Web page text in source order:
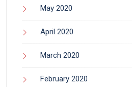
May 2020
April 2020
March 2020
February 2020